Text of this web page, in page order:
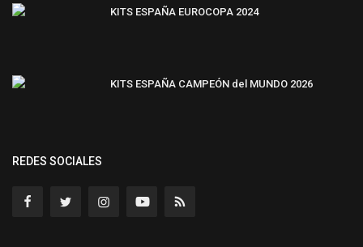
KITS ESPAÑA EUROCOPA 2024
KITS ESPAÑA CAMPEÓN del MUNDO 2026
REDES SOCIALES